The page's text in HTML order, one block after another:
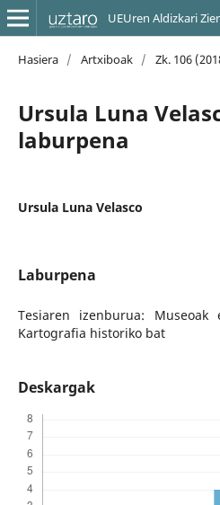
UEUren Aldizkari
Hasiera / Artxiboak / Zk. 106
Ursula Luna
laburpena
Ursula Luna Velasco
Laburpena
Tesiaren izenburua: Museoak
Kartografia historiko bat
Deskargak